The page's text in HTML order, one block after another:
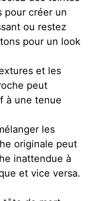
pour créer un
ou restez
pour un look
et les
peut
à une tenue
les
originale peut
inattendue à
et vice versa.